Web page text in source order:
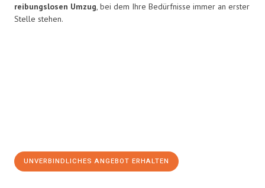
reibungslosen Umzug, bei dem Ihre Bedürfnisse immer an erster
Stelle stehen.
UNVERBINDLICHES ANGEBOT ERHALTEN